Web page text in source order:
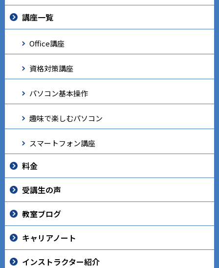
講座一覧
Office講座
資格対策講座
パソコン基本操作
趣味で楽しむパソコン
スマートフォン講座
料金
受講生の声
教室ブログ
キャリアノート
インストラクター紹介